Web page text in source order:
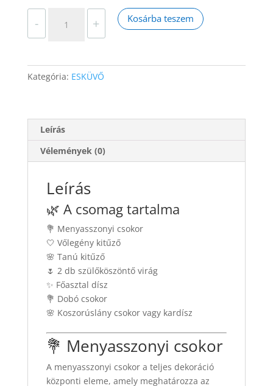
-
dekoráció
mennyiség
+ Kosárba teszem
Kategória: ESKÜVŐ
Leírás
Vélemények (0)
Leírás
🌿 A csomag tartalma
💐 Menyasszonyi csokor
🤍 Vőlegény kitűző
🌸 Tanú kitűző
🌷 2 db szülőköszöntő virág
✨ Főasztal dísz
💐 Dobó csokor
🌸 Koszorúslány csokor vagy kardísz
💐 Menyasszonyi csokor
A menyasszonyi csokor a teljes dekoráció
központi eleme, amely meghatározza az